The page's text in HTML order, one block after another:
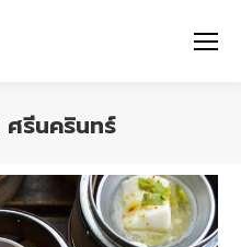
ศรีนครินทร์